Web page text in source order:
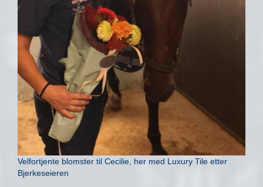
Velfortjente blomster til Cecilie, her med Luxury Tile etter
Bjerkeseieren